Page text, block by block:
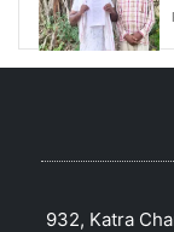
932, Katra